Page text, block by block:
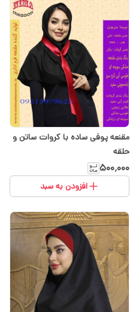
مقنعه پوفی ساده با کروات ساتن و
حلقه
۵۰۰٬۰۰۰
افزودن به سبد